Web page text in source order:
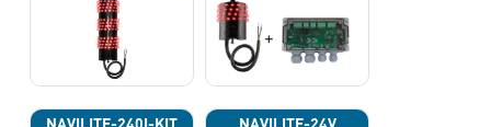
NAVILITE-240I-KIT NAVILITE-24V